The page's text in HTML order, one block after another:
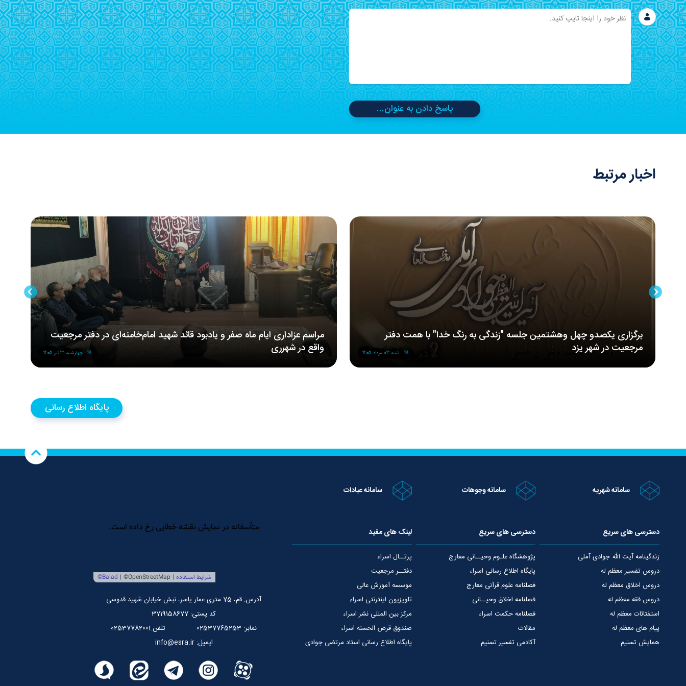
پاسخ دادن به عنوان...
اخبار مرتبط
برگزاری یکصدو چهل وهشتمین جلسه "زندگی به رنگ خدا" با همت دفتر
مرجعیت در شهر یزد
شنبه 03 مرداد 1405
مراسم‌ عزاداری‌ ایام ماه صفر و یادبود قائد شهید امام‌خامنه‌ای در دفتر مرجعیت
واقع در شهرری
چهارشنبه 31 تیر 1405
پایگاه اطلاع رسانی
سامانه شهریه سامانه وجوهات سامانه عبادات
دسترسی های سریع
زندگینامه آیت الله جوادی آملی
دروس تفسیر معظم له
دروس اخلاق معظم له
دروس فقه معظم له
استفتائات معظم له
پیام های معظم له
همایش تسنیم
دسترسی های سریع
پژوهشگاه علـوم وحیــانی معارج
پایگاه اطلاع رسانی اسراء
فصلنامه علوم قرآنی معارج
فصلنامه اخلاق وحیــانی
فصلنامه حکمت اسراء
مقالات
آکادمی تفسیر تسنیم
لینک های مفید
پرتــال اسراء
دفتــر مرجعیت
موسسه آموزش عالی
تلویزیون اینترنتی اسراء
مرکز بین المللی نشر اسراء
صندوق قرض الحسنه اسراء
پایگاه اطلاع رسانی استاد مرتضی جوادی
آدرس: قم، 75 متری عمار یاسر، نبش خیابان شهید قدوسی
کد پستی: 3719158677
نمابر: 02537765253
تلفن.02537782001
ایمیل: info@esra.ir